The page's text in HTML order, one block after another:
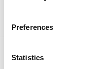
Preferences
Statistics
Kontaktinformation